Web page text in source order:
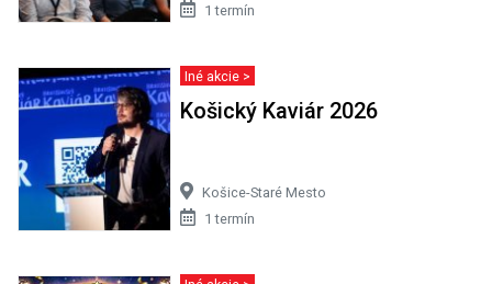
1 termín
Iné akcie >
Košický Kaviár 2026
Košice-Staré Mesto
1 termín